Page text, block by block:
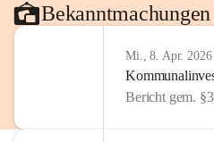
Bekanntmachungen
Mi., 8. Apr. 2026
Bericht gem.